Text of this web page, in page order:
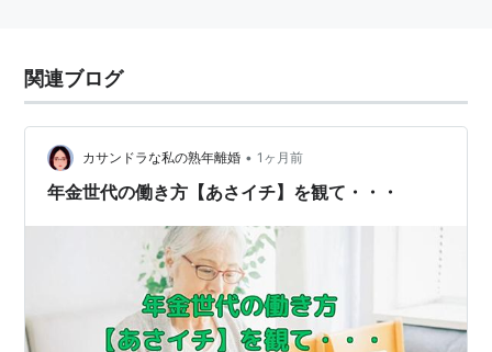
関連ブログ
カサンドラな私の熟年離婚 • 1ヶ月前
年金世代の働き方【あさイチ】を観て・・・